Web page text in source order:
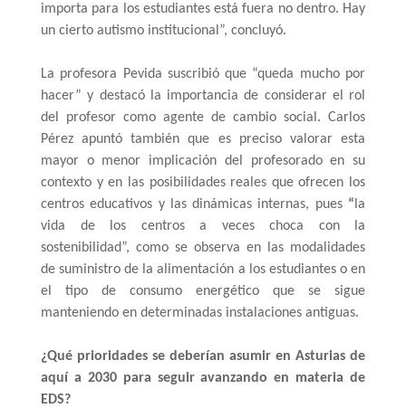
importa para los estudiantes está fuera no dentro. Hay
un cierto autismo institucional”, concluyó.
La profesora Pevida suscribió que “queda mucho por
hacer” y destacó la importancia de considerar el rol
del profesor como agente de cambio social. Carlos
Pérez apuntó también que es preciso valorar esta
mayor o menor implicación del profesorado en su
contexto y en las posibilidades reales que ofrecen los
centros educativos y las dinámicas internas, pues “ la
vida de los centros a veces choca con la
sostenibilidad”, como se observa en las modalidades
de suministro de la alimentación a los estudiantes o en
el tipo de consumo energético que se sigue
manteniendo en determinadas instalaciones antiguas.
¿Qué prioridades se deberían asumir en Asturias de
aquí a 2030 para seguir avanzando en materia de
EDS?